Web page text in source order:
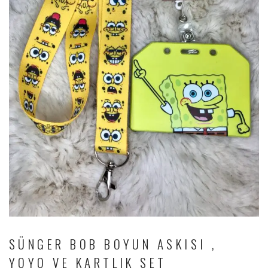
SÜNGER BOB BOYUN ASKISI ,
YOYO VE KARTLIK SET